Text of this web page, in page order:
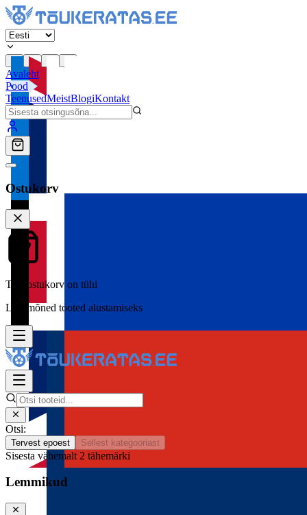
Avaleht
Pood
TeenusedMeistBlogiKontakt
Ostukorv
Teie ostukorv on tühi
Lisa mõned tooted alustamiseks
Otsi:
Tervest epoest Sellest kategooriast
Sisesta vähemalt 2 tähemärki
Lemmikud